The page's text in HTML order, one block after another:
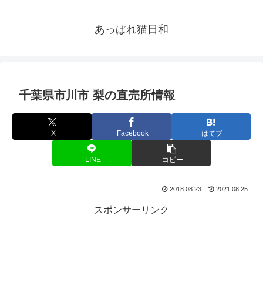
あっぱれ猫日和
千葉県市川市 梨の直売所情報
X Facebook はてブ
LINE コピー
2018.08.23 2021.08.25
スポンサーリンク